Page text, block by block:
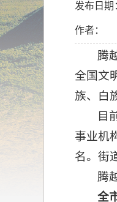
发布日期
作者：
腾
全国文
族、白
目
事业机
名。街
腾
全